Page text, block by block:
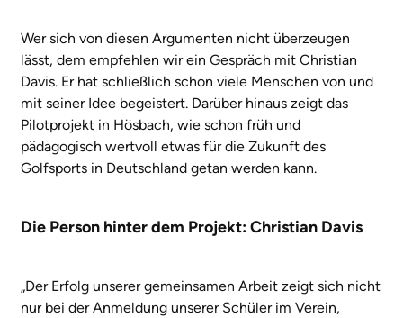
Wer sich von diesen Argumenten nicht überzeugen
lässt, dem empfehlen wir ein Gespräch mit Christian
Davis. Er hat schließlich schon viele Menschen von und
mit seiner Idee begeistert. Darüber hinaus zeigt das
Pilotprojekt in Hösbach, wie schon früh und
pädagogisch wertvoll etwas für die Zukunft des
Golfsports in Deutschland getan werden kann.
Die Person hinter dem Projekt: Christian Davis
„Der Erfolg unserer gemeinsamen Arbeit zeigt sich nicht
nur bei der Anmeldung unserer Schüler im Verein,